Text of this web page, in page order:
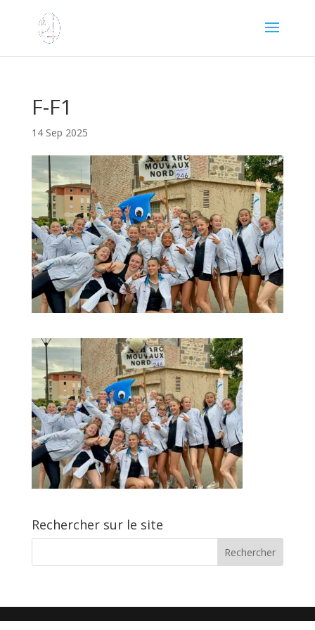
F-F1
14 Sep 2025
Rechercher sur le site